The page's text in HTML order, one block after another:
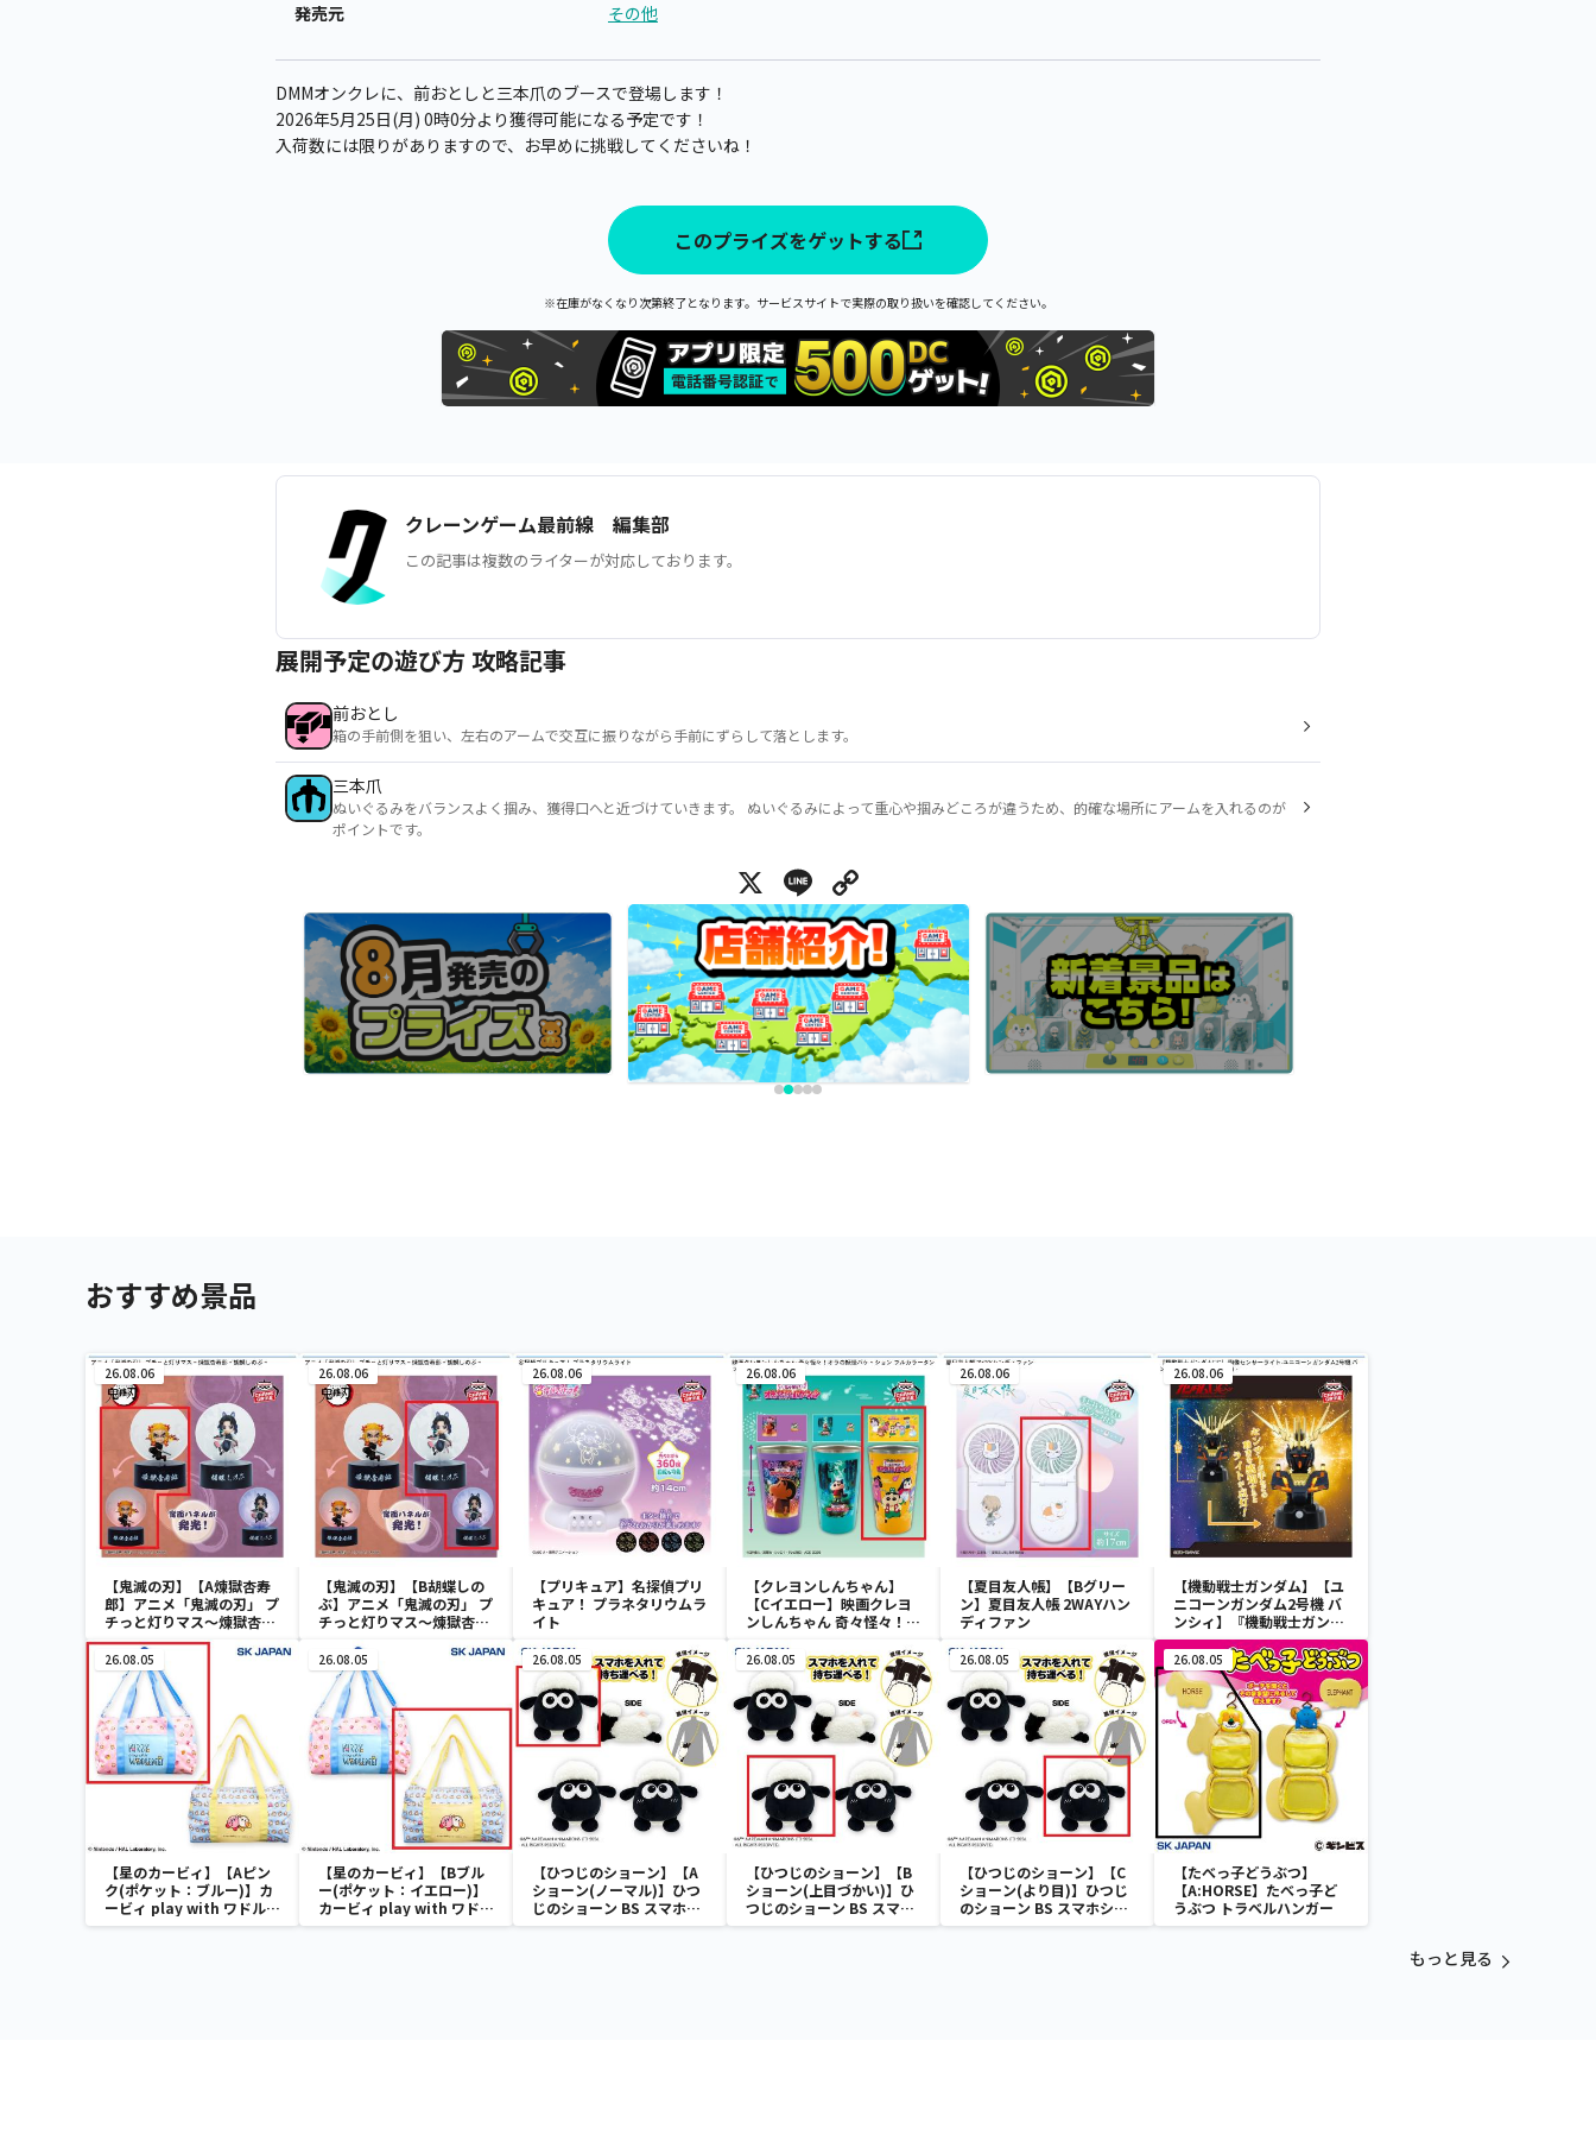
発売元 その他
DMMオンクレに、前おとしと三本爪のブースで登場します！
2026年5月25日(月) 0時0分より獲得可能になる予定です！
入荷数には限りがありますので、お早めに挑戦してくださいね！
このプライズをゲットする
※在庫がなくなり次第終了となります。サービスサイトで実際の取り扱いを確認してください。
クレーンゲーム最前線 編集部
この記事は複数のライターが対応しております。
展開予定の遊び方 攻略記事
前おとし
箱の手前側を狙い、左右のアームで交互に振りながら手前にずらして落とします。
三本爪
ぬいぐるみをバランスよく掴み、獲得口へと近づけていきます。 ぬいぐるみによって重心や掴みどころが違うため、的確な場所にアームを入れるのが
ポイントです。
X Line
おすすめ景品
26.08.06
【鬼滅の刃】【A煉獄杏寿
郎】アニメ「鬼滅の刃」 プ
チっと灯りマス～煉獄杏寿
郎・胡蝶しのぶ～
26.08.06
【鬼滅の刃】【B胡蝶しの
ぶ】アニメ「鬼滅の刃」 プ
チっと灯りマス～煉獄杏寿
26.08.06
【プリキュア】名探偵プリ
キュア！ プラネタリウムラ
イト
26.08.06
【クレヨンしんちゃん】
【Cイエロー】映画クレヨ
ンしんちゃん 奇々怪々！オ
カラータンブラー
26.08.06
【夏目友人帳】【Bグリー
ン】夏目友人帳 2WAYハン
ディファン
26.08.06
【機動戦士ガンダム】【ユ
ニコーンガンダム2号機 バ
ンシィ】『機動戦士ガンダ
ムUC』 胸像センサーライ
ト-ユニコーンガンダム2号
機 バンシィ（デストロイモ
ード）-
26.08.05
【星のカービィ】【Aピン
ク(ポケット：ブルー)】カ
ービィ play with ワドルデ
ィ ボストンバッグ
26.08.05
【星のカービィ】【Bブル
ー(ポケット：イエロー)】
カービィ play with ワドル
ディ ボストンバッグ
26.08.05
【ひつじのショーン】【A
ショーン(ノーマル)】ひつ
じのショーン BS スマホシ
ョーンルダー
26.08.05
【ひつじのショーン】【B
ショーン(上目づかい)】ひ
つじのショーン BS スマホ
ショーンルダー
26.08.05
【ひつじのショーン】【C
ショーン(より目)】ひつじ
のショーン BS スマホショ
ーンルダー
26.08.05
【たべっ子どうぶつ】
【A:HORSE】たべっ子ど
うぶつ トラベルハンガー
もっと見る